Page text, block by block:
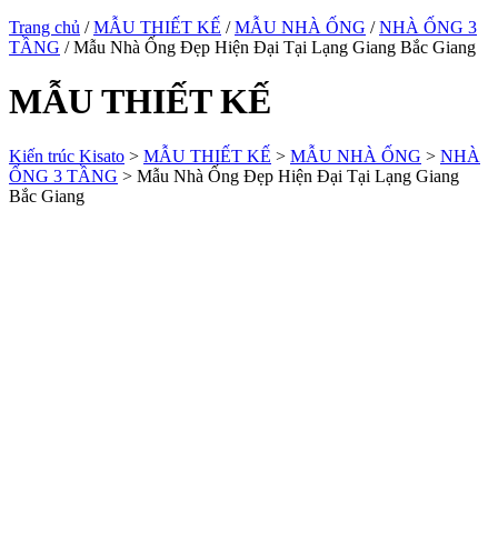
Trang chủ /MẪU THIẾT KẾ /MẪU NHÀ ỐNG /NHÀ ỐNG 3
TẦNG / Mẫu Nhà Ống Đẹp Hiện Đại Tại Lạng Giang Bắc Giang
MẪU THIẾT KẾ
Kiến trúc Kisato > MẪU THIẾT KẾ > MẪU NHÀ ỐNG > NHÀ
ỐNG 3 TẦNG > Mẫu Nhà Ống Đẹp Hiện Đại Tại Lạng Giang
Bắc Giang